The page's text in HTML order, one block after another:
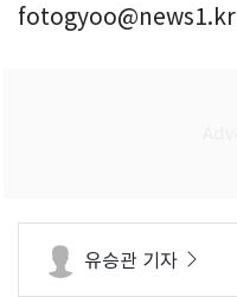
fotogyoo@news1.kr
유승관 기자